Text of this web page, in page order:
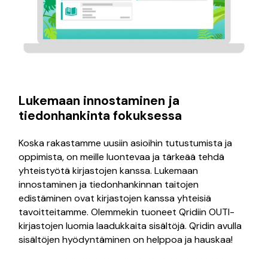
Lukemaan innostaminen ja
tiedonhankinta fokuksessa
Koska rakastamme uusiin asioihin tutustumista ja
oppimista, on meille luontevaa ja tärkeää tehdä
yhteistyötä kirjastojen kanssa. Lukemaan
innostaminen ja tiedonhankinnan taitojen
edistäminen ovat kirjastojen kanssa yhteisiä
tavoitteitamme. Olemmekin tuoneet Qridiin OUTI-
kirjastojen luomia laadukkaita sisältöjä. Qridin avulla
sisältöjen hyödyntäminen on helppoa ja hauskaa!